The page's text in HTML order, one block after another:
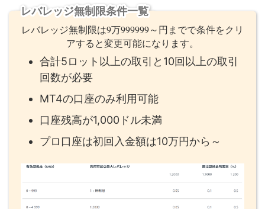
レバレッジ無制限条件一覧
レバレッジ無制限は9万999999～円までで条件をクリ
アすると変更可能になります。
合計5ロット以上の取引と10回以上の取引
回数が必要
MT4の口座のみ利用可能
口座残高が1,000ドル未満
プロ口座は初回入金額は10万円から～